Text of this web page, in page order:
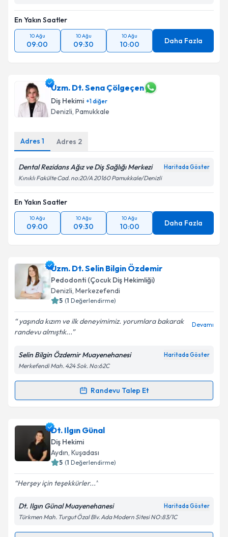
En Yakın Saatler
10 Ağu
09:00
10 Ağu
09:30
10 Ağu
10:00 Daha Fazla
Uzm. Dt. Sena Çölgeçen
Diş Hekimi +1diğer
Denizli, Pamukkale
Adres 1 Adres 2
Dental Rezidans Ağız ve Diş Sağlığı Merkezi Haritada Göster
Kınıklı Fakülte Cad. no:20/A 20160 Pamukkale/Denizli
En Yakın Saatler
10 Ağu
09:00
10 Ağu
09:30
10 Ağu
10:00 Daha Fazla
Uzm. Dt. Selin Bilgin Özdemir
Pedodonti (Çocuk Diş Hekimliği)
Denizli, Merkezefendi
5 (1 Değerlendirme)
yaşında kızım ve ilk deneyimimiz. yorumlara bakarak
randevu almıştık...
Devamı
Selin Bilgin Özdemir Muayenehanesi Haritada Göster
Merkefendi Mah. 424 Sok. No:62C
Randevu Talep Et
Randevu Takvimi Talebi
Uzm. Dt. Selin Bilgin Özdemir
talebi oluşturun. Size bu uzmandan randevu almanız
için bir takvim hazırlandığında e-posta ile
bilgilendireceğiz.
E-posta Adresiniz
Kişisel verilerimin işlenmesine ilişkinAydınlatma
Dt. Ilgın Günal
Diş Hekimi
Aydın, Kuşadası
5 (1 Değerlendirme)
Herşey için teşekkürler...
Dt. Ilgın Günal Muayenehanesi Haritada Göster
Türkmen Mah. Turgut Özal Blv. Ada Modern Sitesi NO:83/1C